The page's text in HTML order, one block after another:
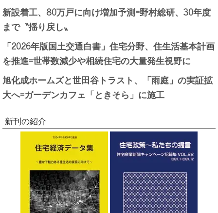
新設着工、80万戸に向け増加予測=野村総研、30年度
まで〝揺り戻し〟
「2026年版国土交通白書」住宅分野、住生活基本計画
を推進=世帯数減少や相続住宅の大量発生視野に
旭化成ホームズと世田谷トラスト、「雨庭」の実証拡
大へ=ガーデンカフェ「ときそら」に施工
新刊の紹介